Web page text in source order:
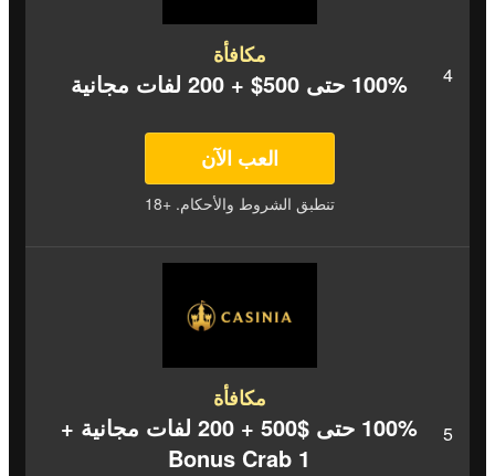
مكافأة
100% حتى 500$ + 200 لفات مجانية
العب الآن
تنطبق الشروط والأحكام. +18
مكافأة
100% حتى $500 + 200 لفات مجانية +
1 Bonus Crab